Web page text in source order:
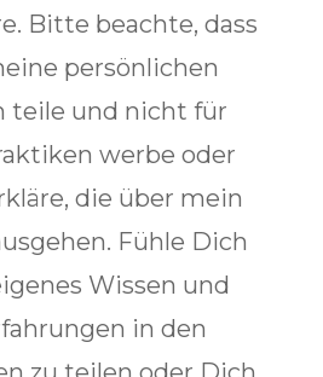
Bitte beachte, dass
persönlichen
teile und nicht für
werbe oder
die über mein
Fühle Dich
Wissen und
in den